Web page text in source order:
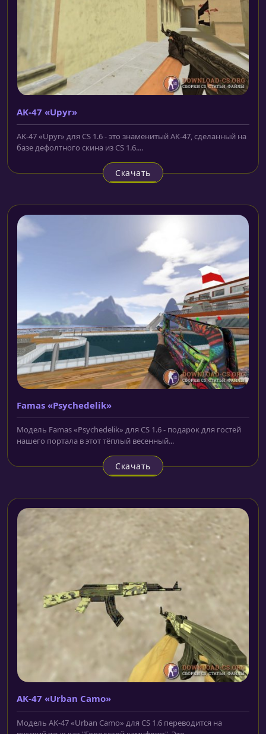
AK-47 «Upyr»
AK-47 «Upyr» для CS 1.6 - это знаменитый АК-47, сделанный на
базе дефолтного скина из CS 1.6....
Скачать
Famas «Psychedelik»
Модель Famas «Psychedelik» для CS 1.6 - подарок для гостей
нашего портала в этот тёплый весенный...
Скачать
AK-47 «Urban Camo»
Модель AK-47 «Urban Camo» для CS 1.6 переводится на